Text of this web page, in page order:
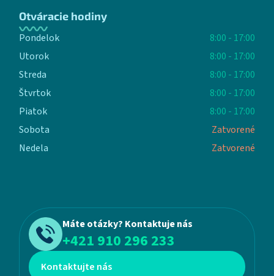
Otváracie hodiny
Pondelok
8:00 - 17:00
Utorok
8:00 - 17:00
Streda
8:00 - 17:00
Štvrtok
8:00 - 17:00
Piatok
8:00 - 17:00
Sobota
Zatvorené
Nedela
Zatvorené
Máte otázky? Kontaktuje nás
+421 910 296 233
Kontaktujte nás